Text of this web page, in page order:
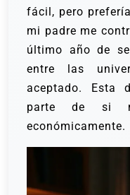
fácil, pero
mi padre me
último año de
entre las
aceptado. Esta
parte de si
económicamente.